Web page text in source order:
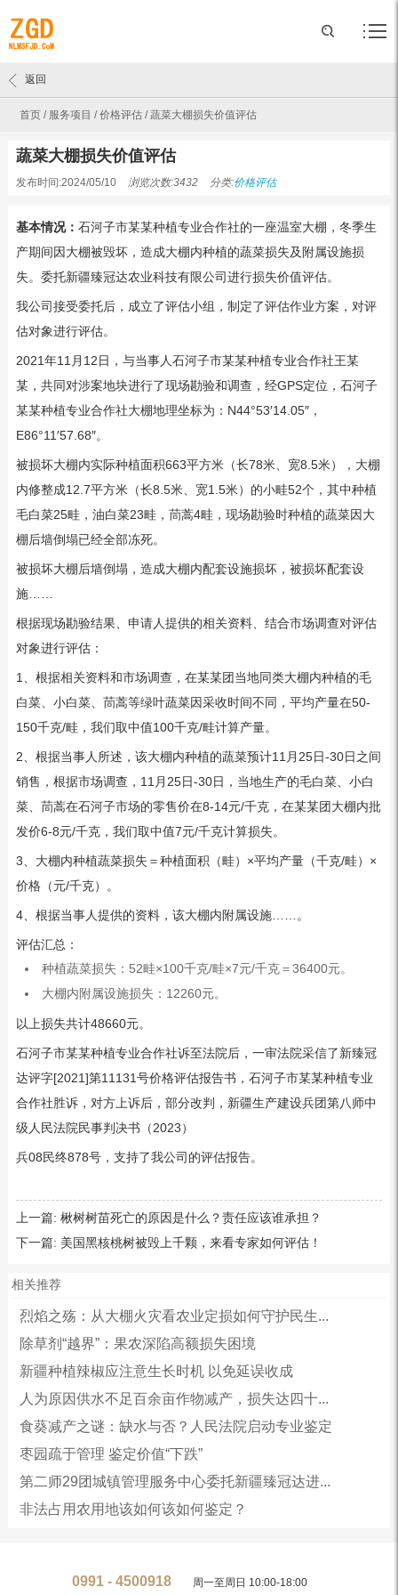
首页 / 服务项目 /价格评估 /蔬菜大棚损失价值评估
返回
蔬菜大棚损失价值评估
发布时间:2024/05/10 浏览次数:3432 分类:价格评估
基本情况： 石河子市某某种植专业合作社的一座温室大棚，冬季生
产期间因大棚被毁坏，造成大棚内种植的蔬菜损失及附属设施损
失。委托新疆臻冠达农业科技有限公司进行损失价值评估。
我公司接受委托后，成立了评估小组，制定了评估作业方案，对评
估对象进行评估。
2021年11月12日，与当事人石河子市某某种植专业合作社王某
某，共同对涉案地块进行了现场勘验和调查，经GPS定位，石河子
某某种植专业合作社大棚地理坐标为：N44°53′14.05″，
E86°11′57.68″。
被损坏大棚内实际种植面积663平方米（长78米、宽8.5米），大棚
内修整成12.7平方米（长8.5米、宽1.5米）的小畦52个，其中种植
毛白菜25畦，油白菜23畦，茼蒿4畦，现场勘验时种植的蔬菜因大
棚后墙倒塌已经全部冻死。
被损坏大棚后墙倒塌，造成大棚内配套设施损坏，被损坏配套设
施……
根据现场勘验结果、申请人提供的相关资料、结合市场调查对评估
对象进行评估：
1、根据相关资料和市场调查，在某某团当地同类大棚内种植的毛
白菜、小白菜、茼蒿等绿叶蔬菜因采收时间不同，平均产量在50-
150千克/畦，我们取中值100千克/畦计算产量。
2、根据当事人所述，该大棚内种植的蔬菜预计11月25日-30日之间
销售，根据市场调查，11月25日-30日，当地生产的毛白菜、小白
菜、茼蒿在石河子市场的零售价在8-14元/千克，在某某团大棚内批
发价6-8元/千克，我们取中值7元/千克计算损失。
3、大棚内种植蔬菜损失＝种植面积（畦）×平均产量（千克/畦）×
价格（元/千克）。
4、根据当事人提供的资料，该大棚内附属设施……。
评估汇总：
种植蔬菜损失：52畦×100千克/畦×7元/千克＝36400元。
大棚内附属设施损失：12260元。
以上损失共计48660元。
石河子市某某种植专业合作社诉至法院后，一审法院采信了新臻冠
达评字[2021]第11131号价格评估报告书，石河子市某某种植专业
合作社胜诉，对方上诉后，部分改判，新疆生产建设兵团第八师中
级人民法院民事判决书（2023）
兵08民终878号，支持了我公司的评估报告。
上一篇: 楸树树苗死亡的原因是什么？责任应该谁承担？
下一篇: 美国黑核桃树被毁上千颗，来看专家如何评估！
相关推荐
烈焰之殇：从大棚火灾看农业定损如何守护民生...
除草剂“越界”：果农深陷高额损失困境
新疆种植辣椒应注意生长时机 以免延误收成
人为原因供水不足百余亩作物减产，损失达四十...
食葵减产之谜：缺水与否？人民法院启动专业鉴定
枣园疏于管理 鉴定价值“下跌”
第二师29团城镇管理服务中心委托新疆臻冠达进...
非法占用农用地该如何该如何鉴定？
0991 - 4500918 周一至周日 10:00-18:00